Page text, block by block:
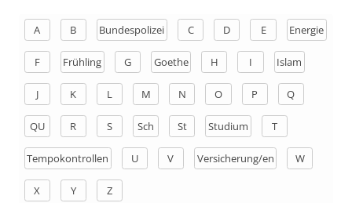
A B Bundespolizei C D E Energie
F Frühling G Goethe H I Islam
J K L M N O P Q
QU R S Sch St Studium T
Tempokontrollen U V Versicherung/en W
X Y Z